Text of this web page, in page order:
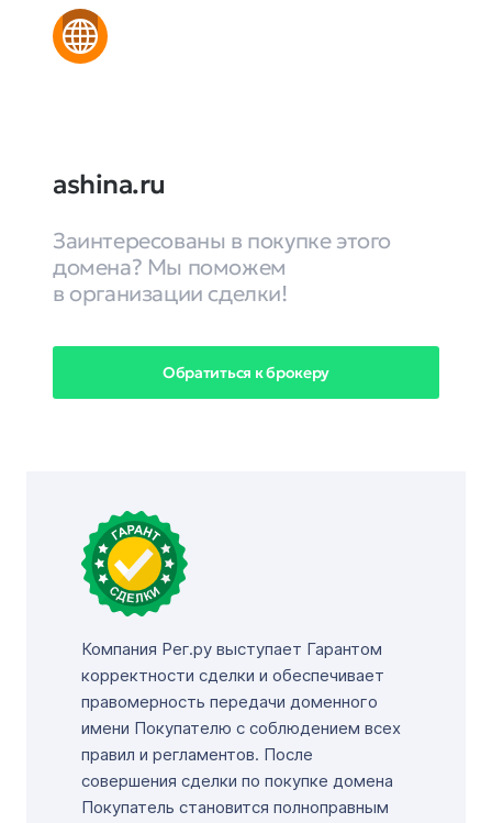
ashina.ru
Заинтересованы в покупке этого
домена? Мы поможем
в организации сделки!
Обратиться к брокеру
Компания Рег.ру выступает Гарантом
корректности сделки и обеспечивает
правомерность передачи доменного
имени Покупателю с соблюдением всех
правил и регламентов. После
совершения сделки по покупке домена
Покупатель становится полноправным